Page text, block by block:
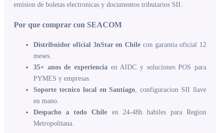
emision de boletas electronicas y documentos tributarios SII.
Por que comprar con SEACOM
Distribuidor oficial 3nStar en Chile con garantia oficial 12
meses.
35+ anos de experiencia en AIDC y soluciones POS para
PYMES y empresas.
Soporte tecnico local en Santiago, configuracion SII llave
en mano.
Despacho a todo Chile en 24-48h habiles para Region
Metropolitana.